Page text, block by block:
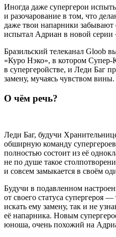
Иногда даже супергерои
и разочарование в том, что
даже твои напарники забывают
испытал Адриан в новой серии
Бразильский телеканал Gloob
«Куро Нэко», в котором Супер-
в супергеройстве, и Леди Баг
замену, мучаясь чувством
О чём речь?
Леди Баг, будучи
обширную команду
полностью состоит из её
не по душе такое
и совсем замыкается в своём
Будучи в подавленном
от своего статуса супергероя
искать ему замену, так и не
её напарника. Новым
юноша, очень похожий на